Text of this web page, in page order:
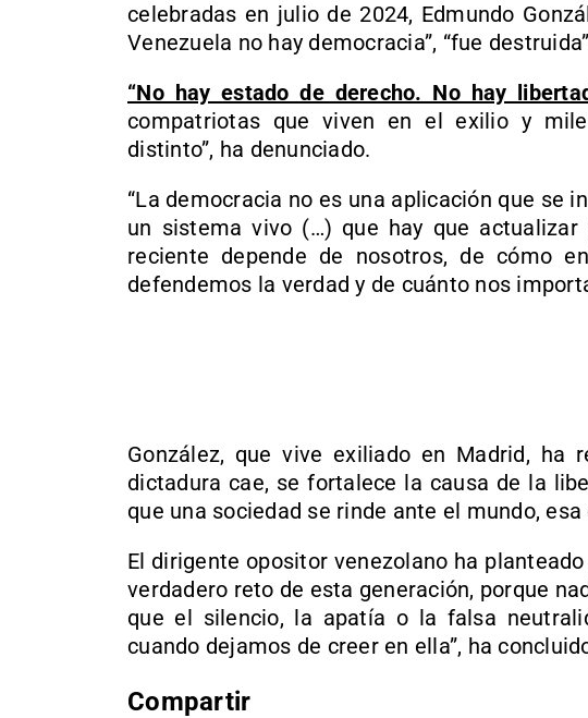
celebradas en julio de 2024, Edmundo
Venezuela no hay democracia”, “fue
“No hay estado de derecho. No hay
compatriotas que viven en el exilio y
distinto”, ha denunciado.
“La democracia no es una aplicación que se
un sistema vivo (…) que hay que
reciente depende de nosotros, de cómo
defendemos la verdad y de cuánto nos
González, que vive exiliado en Madrid, ha
dictadura cae, se fortalece la causa de la
que una sociedad se rinde ante el mundo, esa
El dirigente opositor venezolano ha
verdadero reto de esta generación, porque
que el silencio, la apatía o la falsa
cuando dejamos de creer en ella”, ha
Compartir